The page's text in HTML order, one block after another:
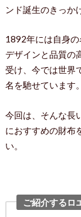
ンド誕生のきっか
1892年には自身
デザインと品質の
受け、今では世界
名を馳せています。
今回は、そんな長
におすすめの財布
い。
ご紹介するロ